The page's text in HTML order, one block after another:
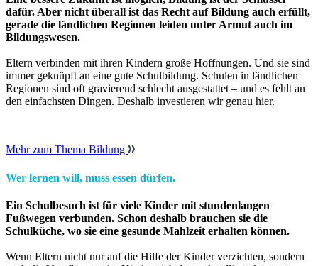
dafür. Aber nicht überall ist das Recht auf Bildung auch erfüllt,
gerade die ländlichen Regionen leiden unter Armut auch im
Bildungswesen.
Eltern verbinden mit ihren Kindern große Hoffnungen. Und sie sind
immer geknüpft an eine gute Schulbildung. Schulen in ländlichen
Regionen sind oft gravierend schlecht ausgestattet – und es fehlt an
den einfachsten Dingen. Deshalb investieren wir genau hier.
Mehr zum Thema Bildung
Wer lernen will, muss essen dürfen.
Ein Schulbesuch ist für viele Kinder mit stundenlangen
Fußwegen verbunden. Schon deshalb brauchen sie die
Schulküche, wo sie eine gesunde Mahlzeit erhalten können.
Wenn Eltern nicht nur auf die Hilfe der Kinder verzichten, sondern